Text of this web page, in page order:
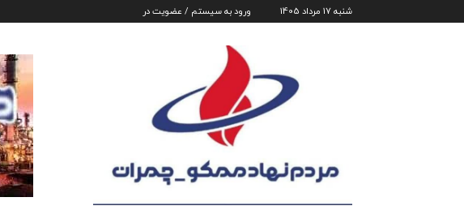
شنبه 17 مرداد 1405 ورود به سیستم / عضویت در